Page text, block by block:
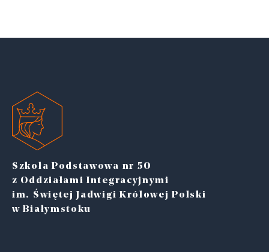
Szkoła Podstawowa nr 50
z Oddziałami Integracyjnymi
im. Świętej Jadwigi Królowej Polski
w Białymstoku